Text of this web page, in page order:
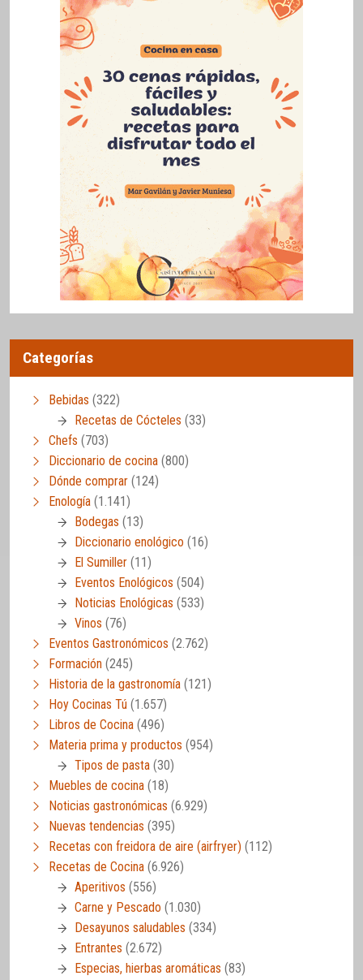
Categorías
Bebidas (322)
Recetas de Cócteles (33)
Chefs (703)
Diccionario de cocina (800)
Dónde comprar (124)
Enología (1.141)
Bodegas (13)
Diccionario enológico (16)
El Sumiller (11)
Eventos Enológicos (504)
Noticias Enológicas (533)
Vinos (76)
Eventos Gastronómicos (2.762)
Formación (245)
Historia de la gastronomía (121)
Hoy Cocinas Tú (1.657)
Libros de Cocina (496)
Materia prima y productos (954)
Tipos de pasta (30)
Muebles de cocina (18)
Noticias gastronómicas (6.929)
Nuevas tendencias (395)
Recetas con freidora de aire (airfryer) (112)
Recetas de Cocina (6.926)
Aperitivos (556)
Carne y Pescado (1.030)
Desayunos saludables (334)
Entrantes (2.672)
Especias, hierbas aromáticas (83)